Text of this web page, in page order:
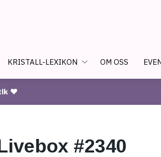
KRISTALL-LEXIKON OM OSS
♥
#2340